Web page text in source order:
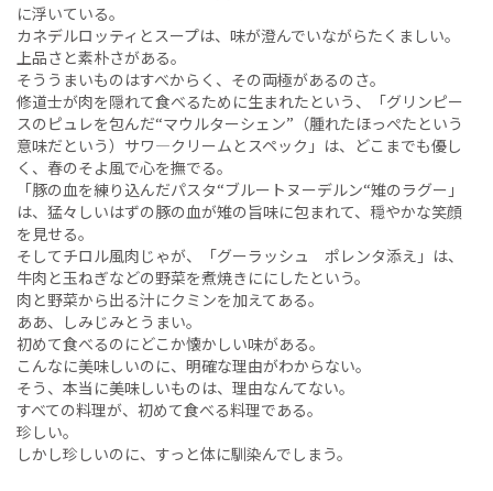
に浮いている。
カネデルロッティとスープは、味が澄んでいながらたくましい。
上品さと素朴さがある。
そううまいものはすべからく、その両極があるのさ。
修道士が肉を隠れて食べるために生まれたという、「グリンピー
スのピュレを包んだ“マウルターシェン” （腫れたほっぺたという
意味だという）サワ―クリームとスペック」は、どこまでも優し
く、春のそよ風で心を撫でる。
「豚の血を練り込んだパスタ“ブルートヌーデルン“雉のラグー」
は、猛々しいはずの豚の血が雉の旨味に包まれて、穏やかな笑顔
を見せる。
そしてチロル風肉じゃが、「グーラッシュ ポレンタ添え」は、
牛肉と玉ねぎなどの野菜を煮焼きににしたという。
肉と野菜から出る汁にクミンを加えてある。
ああ、しみじみとうまい。
初めて食べるのにどこか懐かしい味がある。
こんなに美味しいのに、明確な理由がわからない。
そう、本当に美味しいものは、理由なんてない。
すべての料理が、初めて食べる料理である。
珍しい。
しかし珍しいのに、すっと体に馴染んでしまう。